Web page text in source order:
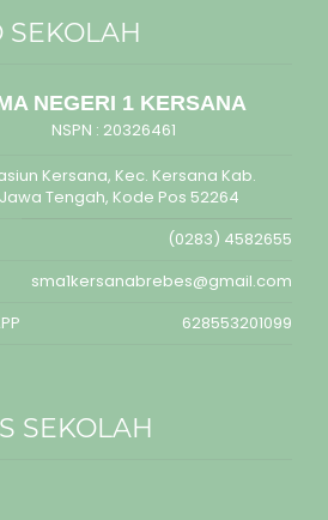
SEKOLAH
NEGERI 1 KERSANA
NSPN : 20326461
Kersana, Kec. Kersana Kab.
Tengah, Kode Pos 52264
(0283) 4582655
sma1kersanabrebes@gmail.com
628553201099
SEKOLAH